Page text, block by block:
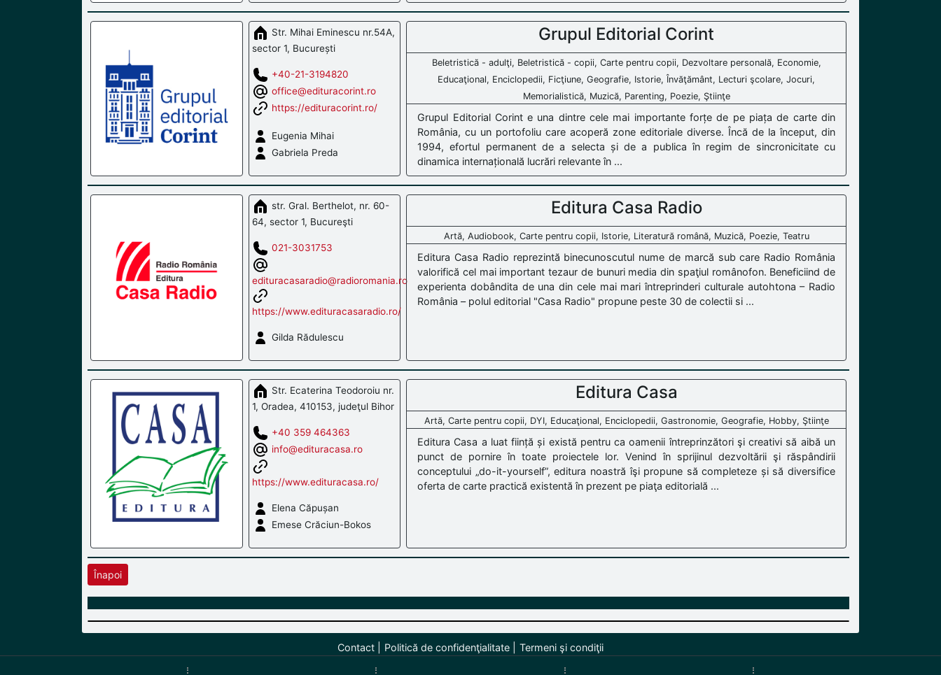
Str. Mihai Eminescu nr.54A,
sector 1, București
+40-21-3194820
office@edituracorint.ro
https://edituracorint.ro/
Eugenia Mihai
Gabriela Preda
Grupul Editorial Corint
Beletristică - adulţi, Beletristică - copii, Carte pentru copii, Dezvoltare personală, Economie,
Educaţional, Enciclopedii, Ficţiune, Geografie, Istorie, Învăţământ, Lecturi şcolare, Jocuri,
Memorialistică, Muzică, Parenting, Poezie, Ştiinţe
Grupul Editorial Corint e una dintre cele mai importante forțe de pe piața de carte din
România, cu un portofoliu care acoperă zone editoriale diverse. Încă de la început, din
1994, efortul permanent de a selecta și de a publica în regim de sincronicitate cu
dinamica internațională lucrări relevante în ...
str. Gral. Berthelot, nr. 60-
64, sector 1, Bucureşti
021-3031753
edituracasaradio@radioromania.ro
https://www.edituracasaradio.ro/
Gilda Rădulescu
Editura Casa Radio
Artă, Audiobook, Carte pentru copii, Istorie, Literatură română, Muzică, Poezie, Teatru
Editura Casa Radio reprezintă binecunoscutul nume de marcă sub care Radio România
valorifică cel mai important tezaur de bunuri media din spaţiul românofon. Beneficiind de
experienta dobândita de una din cele mai mari întreprinderi culturale autohtona – Radio
România – polul editorial "Casa Radio" propune peste 30 de colectii si ...
Str. Ecaterina Teodoroiu nr.
1, Oradea, 410153, judeţul Bihor
+40 359 464363
info@edituracasa.ro
https://www.edituracasa.ro/
Elena Căpușan
Emese Crăciun-Bokos
Editura Casa
Artă, Carte pentru copii, DYI, Educaţional, Enciclopedii, Gastronomie, Geografie, Hobby, Ştiinţe
Editura Casa a luat ființă și există pentru ca oamenii întreprinzători şi creativi să aibă un
punct de pornire în toate proiectele lor. Venind în sprijinul dezvoltării şi răspândirii
conceptului „do-it-yourself”, editura noastră îşi propune să completeze și să diversifice
oferta de carte practică existentă în prezent pe piaţa editorială ...
Înapoi
Contact Politică de confidenţialitate Termeni şi condiţii